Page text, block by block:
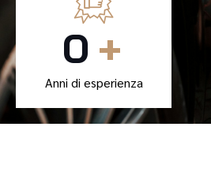
0 +
Anni di esperienza